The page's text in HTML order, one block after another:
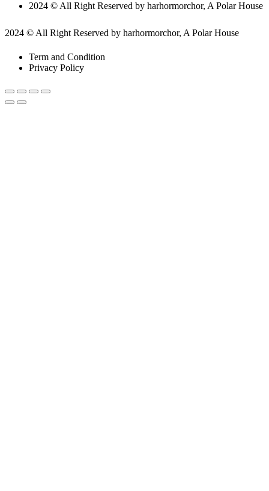
2024 © All Right Reserved by harhormorchor, A Polar House
2024 © All Right Reserved by harhormorchor, A Polar House
Term and Condition
Privacy Policy